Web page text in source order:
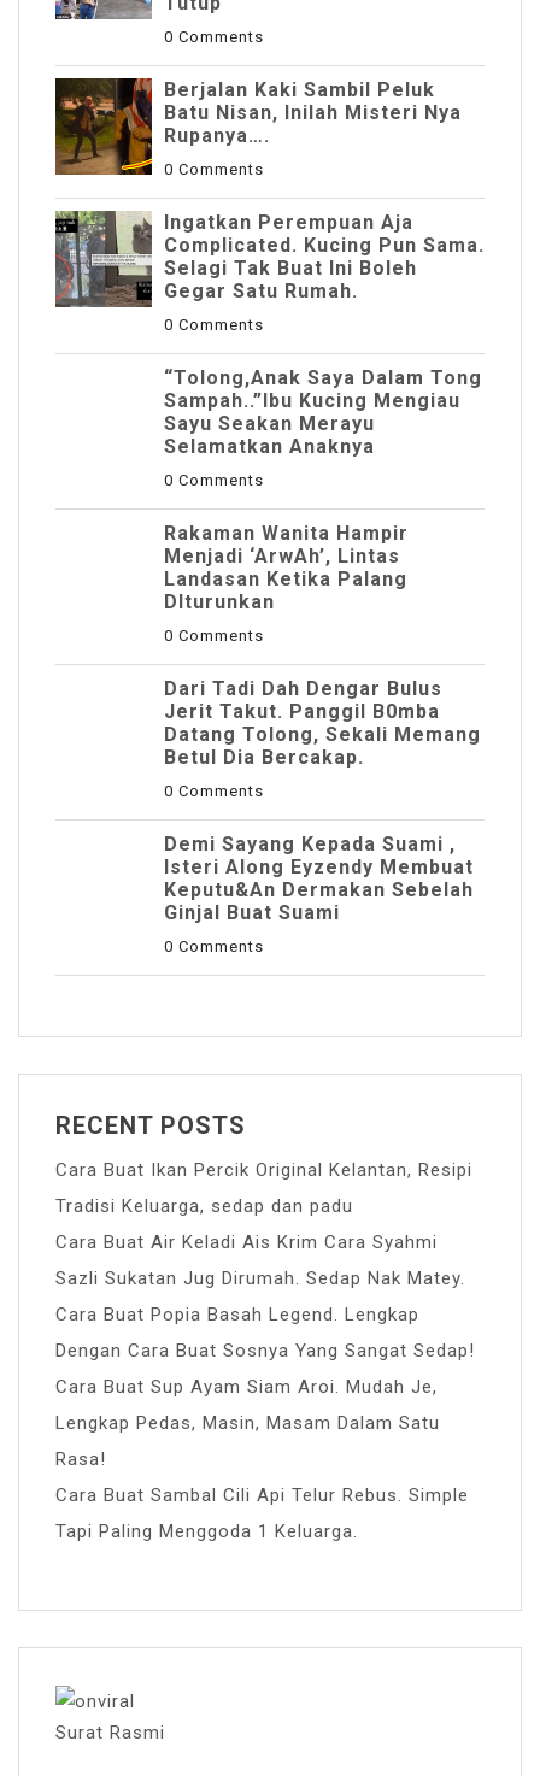
0 Comments
Berjalan Kaki Sambil Peluk
Batu Nisan, Inilah Misteri Nya
Rupanya….
0 Comments
Ingatkan Perempuan Aja
Complicated. Kucing Pun Sama.
Selagi Tak Buat Ini Boleh
Gegar Satu Rumah.
0 Comments
“Tolong,Anak Saya Dalam Tong
Sampah..”Ibu Kucing Mengiau
Sayu Seakan Merayu
Selamatkan Anaknya
0 Comments
Rakaman Wanita Hampir
Menjadi ‘ArwAh’, Lintas
Landasan Ketika Palang
DIturunkan
0 Comments
Dari Tadi Dah Dengar Bulus
Jerit Takut. Panggil B0mba
Datang Tolong, Sekali Memang
Betul Dia Bercakap.
0 Comments
Demi Sayang Kepada Suami ,
Isteri Along Eyzendy Membuat
Keputu&an Dermakan Sebelah
Ginjal Buat Suami
0 Comments
RECENT POSTS
Cara Buat Ikan Percik Original Kelantan, Resipi
Tradisi Keluarga, sedap dan padu
Cara Buat Air Keladi Ais Krim Cara Syahmi
Sazli Sukatan Jug Dirumah. Sedap Nak Matey.
Cara Buat Popia Basah Legend. Lengkap
Dengan Cara Buat Sosnya Yang Sangat Sedap!
Cara Buat Sup Ayam Siam Aroi. Mudah Je,
Lengkap Pedas, Masin, Masam Dalam Satu
Rasa!
Cara Buat Sambal Cili Api Telur Rebus. Simple
Tapi Paling Menggoda 1 Keluarga.
Surat Rasmi